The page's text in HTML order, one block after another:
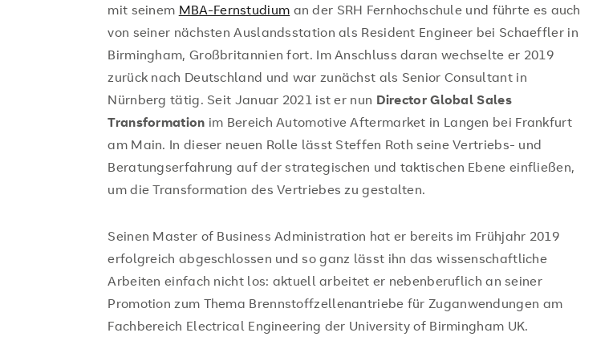
mit seinem MBA-Fernstudium an der SRH Fernhochschule und führte es auch
von seiner nächsten Auslandsstation als Resident Engineer bei Schaeffler in
Birmingham, Großbritannien fort. Im Anschluss daran wechselte er 2019
zurück nach Deutschland und war zunächst als Senior Consultant in
Nürnberg tätig. Seit Januar 2021 ist er nun Director Global Sales
Transformation im Bereich Automotive Aftermarket in Langen bei Frankfurt
am Main. In dieser neuen Rolle lässt Steffen Roth seine Vertriebs- und
Beratungserfahrung auf der strategischen und taktischen Ebene einfließen,
um die Transformation des Vertriebes zu gestalten.
Seinen Master of Business Administration hat er bereits im Frühjahr 2019
erfolgreich abgeschlossen und so ganz lässt ihn das wissenschaftliche
Arbeiten einfach nicht los: aktuell arbeitet er nebenberuflich an seiner
Promotion zum Thema Brennstoffzellenantriebe für Zuganwendungen am
Fachbereich Electrical Engineering der University of Birmingham UK.